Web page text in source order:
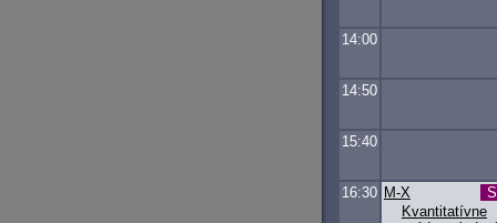
14:00
14:50
15:40
16:30
Kvantitatívne
M-X S